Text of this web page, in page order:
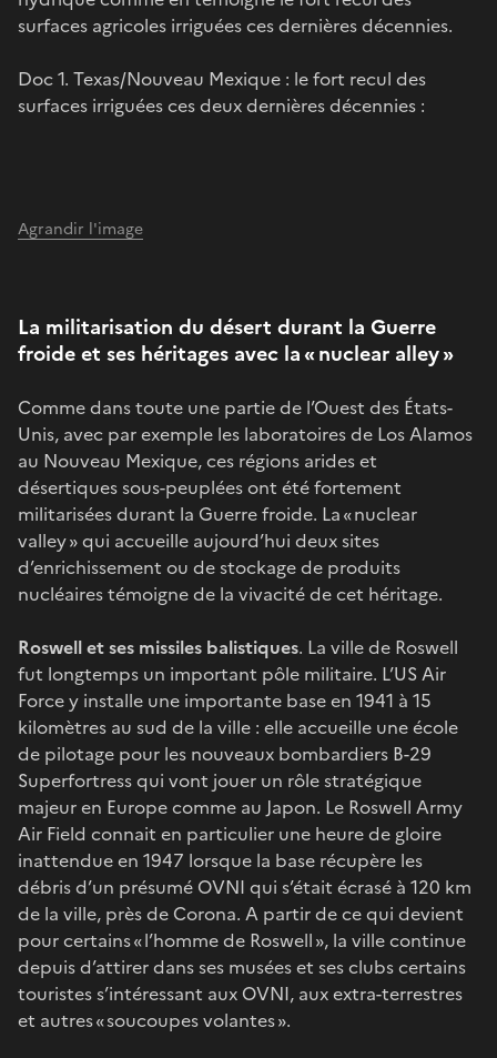
surfaces agricoles irriguées ces dernières décennies.
Doc 1. Texas/Nouveau Mexique : le fort recul des
surfaces irriguées ces deux dernières décennies :
Agrandir l'image
La militarisation du désert durant la Guerre
froide et ses héritages avec la « nuclear alley »
Comme dans toute une partie de l’Ouest des États-
Unis, avec par exemple les laboratoires de Los Alamos
au Nouveau Mexique, ces régions arides et
désertiques sous-peuplées ont été fortement
militarisées durant la Guerre froide. La « nuclear
valley » qui accueille aujourd’hui deux sites
d’enrichissement ou de stockage de produits
nucléaires témoigne de la vivacité de cet héritage.
Roswell et ses missiles balistiques. La ville de Roswell
fut longtemps un important pôle militaire. L’US Air
Force y installe une importante base en 1941 à 15
kilomètres au sud de la ville : elle accueille une école
de pilotage pour les nouveaux bombardiers B-29
Superfortress qui vont jouer un rôle stratégique
majeur en Europe comme au Japon. Le Roswell Army
Air Field connait en particulier une heure de gloire
inattendue en 1947 lorsque la base récupère les
débris d’un présumé OVNI qui s’était écrasé à 120 km
de la ville, près de Corona. A partir de ce qui devient
pour certains « l’homme de Roswell », la ville continue
depuis d’attirer dans ses musées et ses clubs certains
touristes s’intéressant aux OVNI, aux extra-terrestres
et autres « soucoupes volantes ».